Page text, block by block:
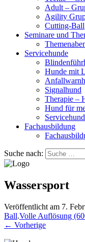
Adult –
Agility
Cutting-Ball
Seminare und
Servicehunde
Hunde mit
Signalhund
Therapie –
Hund für
Fachausbildung
Suche nach:
Wassersport
Veröffentlicht am 7.
Ball.Volle Auflösung
← Vorherige